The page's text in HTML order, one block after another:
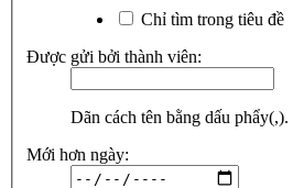
Chỉ tìm trong tiêu đề
Được gửi bởi thành viên:
Dãn cách tên bằng dấu phẩy(,).
Mới hơn ngày: